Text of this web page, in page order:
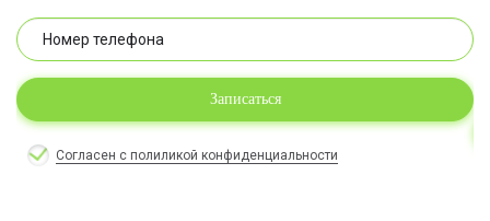
Записаться
Согласен с полиликой конфиденциальности